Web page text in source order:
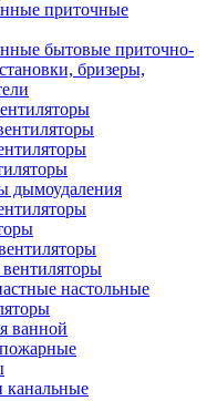
приточные
бытовые приточно-
бризеры,
дымоудаления
настольные
ванной
канальные